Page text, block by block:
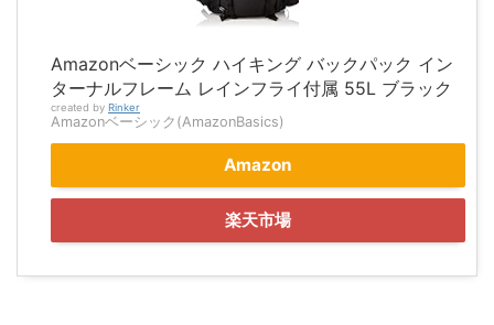
Amazonベーシック ハイキング バックパック イン
ターナルフレーム レインフライ付属 55L ブラック
created by Rinker
Amazonベーシック(AmazonBasics)
Amazon
楽天市場